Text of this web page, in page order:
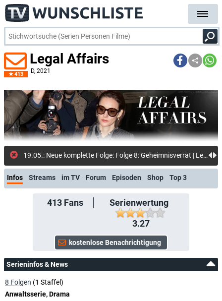
413
Legal Affairs
D, 2021
19.05.:
Infos Streams im TV Forum Episoden Shop Top 3
413Fans
Serienwertung
3.27
Serieninfos & News
8 Folgen (1 Staffel)
Anwaltsserie, Drama